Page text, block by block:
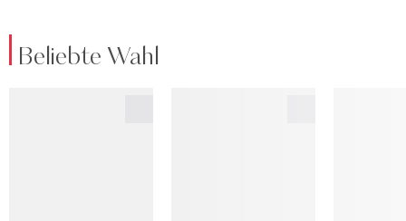
Beliebte Wahl